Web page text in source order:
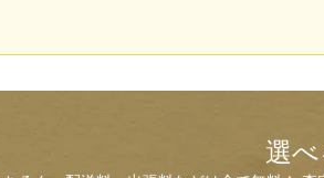
選べ